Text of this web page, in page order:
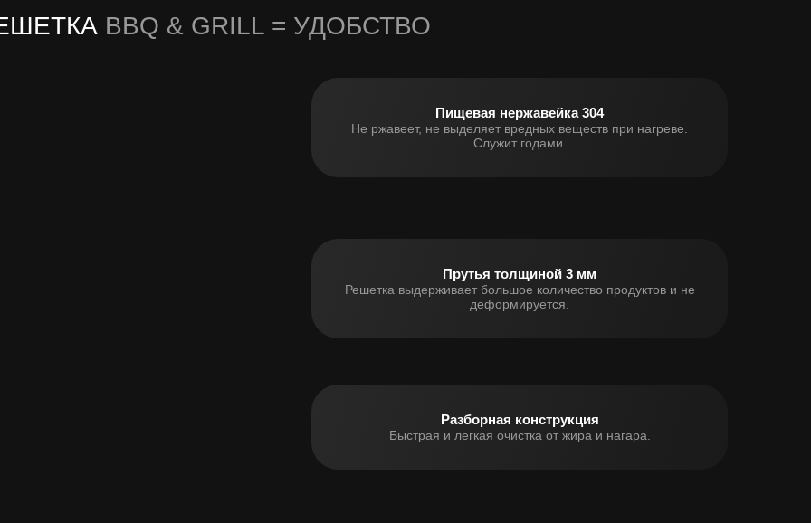
BBQ & GRILL = УДОБСТВО
Пищевая нержавейка 304
Не ржавеет, не выделяет вредных веществ при нагреве.
Служит годами.
Разборная конструкция
Быстрая и легкая очистка от жира и нагара.
Прутья толщиной 3 мм
Решетка выдерживает большое количество продуктов и не
деформируется.